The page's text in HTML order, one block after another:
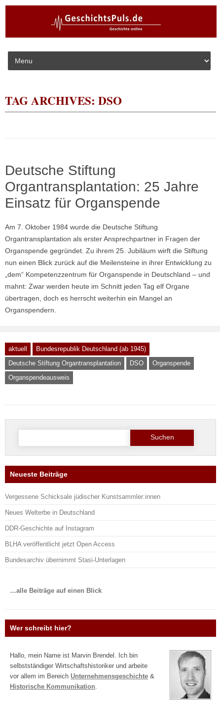
Skip to content
TAG ARCHIVES: DSO
Deutsche Stiftung
Organtransplantation: 25 Jahre
Einsatz für Organspende
Am 7. Oktober 1984 wurde die Deutsche Stiftung
Organtransplantation als erster Ansprechpartner in Fragen der
Organspende gegründet. Zu ihrem 25. Jubiläum wirft die Stiftung
nun einen Blick zurück auf die Meilensteine in ihrer Entwicklung zu
„dem“ Kompetenzzentrum für Organspende in Deutschland – und
mahnt: Zwar werden heute im Schnitt jeden Tag elf Organe
übertragen, doch es herrscht weiterhin ein Mangel an
Organspendern.
aktuell
Bundesrepublik Deutschland (ab 1945)
Deutsche Stiftung Organtransplantation
DSO
Organspende
Organspendeausweis
Suche
Neueste Beiträge
Vergessene Schicksale jüdischer Kunstsammler:innen
Neues Welterbe in Deutschland
DDR-Geschichte auf Instagram
BLHA veröffentlicht jetzt Open Access
Bundesarchiv übernimmt Stasi-Unterlagen
…alle Beiträge auf einen Blick
Wer schreibt hier?
Hallo, mein Name ist Marvin Brendel. Ich bin
selbstständiger Wirtschaftshistoriker und arbeite
vor allem im Bereich Unternehmensgeschichte &
Historische Kommunikation